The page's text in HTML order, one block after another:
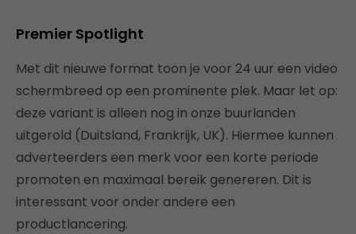
Premier Spotlight
Met dit nieuwe format toon je voor 24 uur een video
schermbreed op een prominente plek. Maar let op:
deze variant is alleen nog in onze buurlanden
uitgerold (Duitsland, Frankrijk, UK). Hiermee kunnen
adverteerders een merk voor een korte periode
promoten en maximaal bereik genereren. Dit is
interessant voor onder andere een
productlancering.